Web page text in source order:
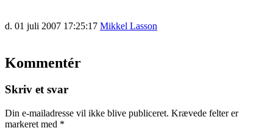
d. 01 juli 2007 17:25:17 Mikkel Lasson
Kommentér
Skriv et svar
Din e-mailadresse vil ikke blive publiceret. Krævede felter er
markeret med *